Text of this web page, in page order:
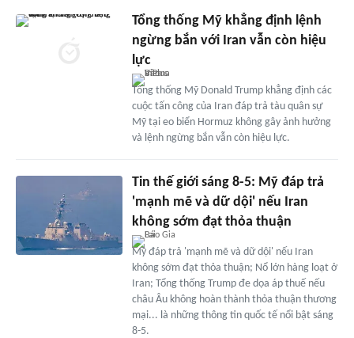
Tổng thống Mỹ khẳng định lệnh
ngừng bắn với Iran vẫn còn hiệu
lực
Tổng thống Mỹ Donald Trump khẳng định các
cuộc tấn công của Iran đáp trả tàu quân sự
Mỹ tại eo biển Hormuz không gây ảnh hưởng
và lệnh ngừng bắn vẫn còn hiệu lực.
Tin thế giới sáng 8-5: Mỹ đáp trả
'mạnh mẽ và dữ dội' nếu Iran
không sớm đạt thỏa thuận
Mỹ đáp trả 'mạnh mẽ và dữ dội' nếu Iran
không sớm đạt thỏa thuận; Nổ lớn hàng loạt ở
Iran; Tổng thống Trump đe dọa áp thuế nếu
châu Âu không hoàn thành thỏa thuận thương
mại... là những thông tin quốc tế nổi bật sáng
8-5.